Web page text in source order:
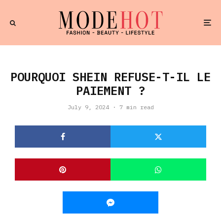
POURQUOI SHEIN REFUSE-T-IL LE
PAIEMENT ?
July 9, 2024 · 7 min read